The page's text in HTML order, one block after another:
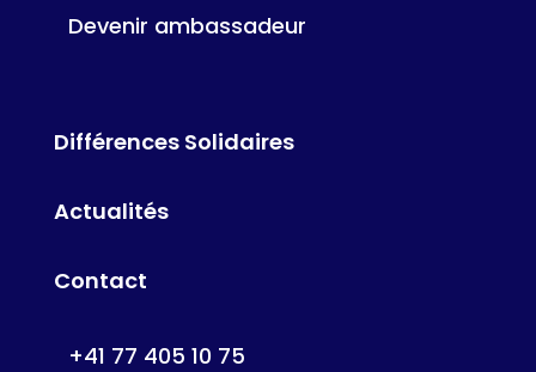
Devenir ambassadeur
Différences Solidaires
Actualités
Contact
+41 77 405 10 75